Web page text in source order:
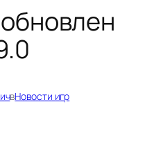
вНовости игр